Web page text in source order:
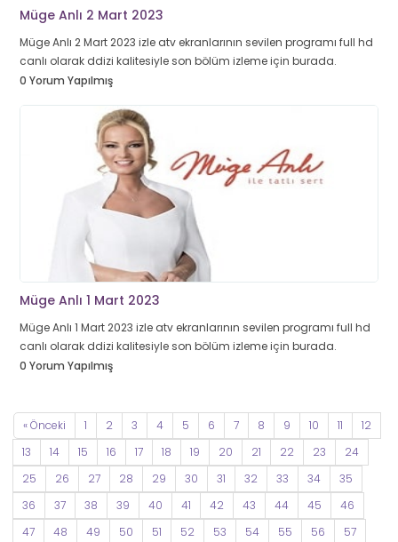
Müge Anlı 2 Mart 2023
Müge Anlı 2 Mart 2023 izle atv ekranlarının sevilen programı full hd
canlı olarak ddizi kalitesiyle son bölüm izleme için burada.
0 Yorum Yapılmış
Müge Anlı 1 Mart 2023
Müge Anlı 1 Mart 2023 izle atv ekranlarının sevilen programı full hd
canlı olarak ddizi kalitesiyle son bölüm izleme için burada.
0 Yorum Yapılmış
« Önceki 1 2 3 4 5 6 7 8 9 10 11
12
13
14 15 16 17 18 19 20 21 22 23
24
25
26 27 28 29 30 31 32 33 34
35
36
37 38 39 40 41 42 43 44 45
46
47
48 49 50 51 52 53 54 55 56
57